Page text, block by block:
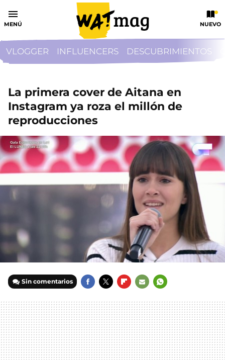
MENÚ NUEVO
VLOGGER INFLUENCERS DESCUBRIMIENTOS
La primera cover de Aitana en
Instagram ya roza el millón de
reproducciones
Sin comentarios
MAIL